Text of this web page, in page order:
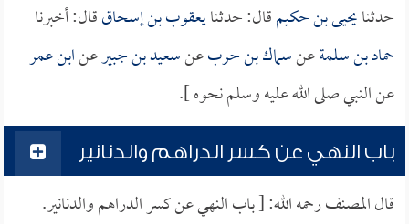
حدثنايحيى بن حكيمقال: حدثنايعقوب بن إسحاققال: أخبرنا
حماد بن سلمةعنسماك بن حربعنسعيد بن جبيرعنابن عمر
عن النبي صلى الله عليه وسلم نحوه ].
باب النهي عن كسر الدراهم والدنانير
قال المصنف رحمه الله: [ باب النهي عن كسر الدراهم والدنانير.